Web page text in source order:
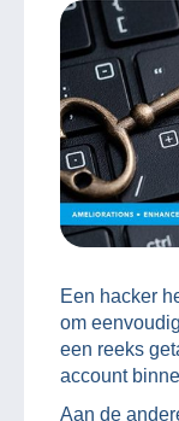
Een hacker
om
een reeks
account
Aan de